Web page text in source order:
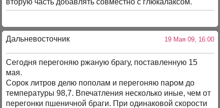
Дальневосточник 19 Мая 09, 16:00
Сегодня перегоняю ржаную брагу, поставленную 15
мая.
Сорок литров делю пополам и перегоняю паром до
температуры 98,7. Впечатления несколько иные, чем от
перегонки пшеничной браги. При одинаковой скорости